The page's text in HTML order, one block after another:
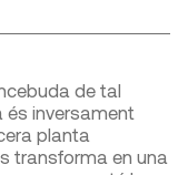
de tal
és inversament
planta
transforma en una